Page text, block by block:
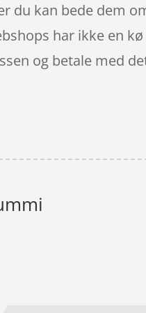
du kan bede dem
har ikke en
og betale med